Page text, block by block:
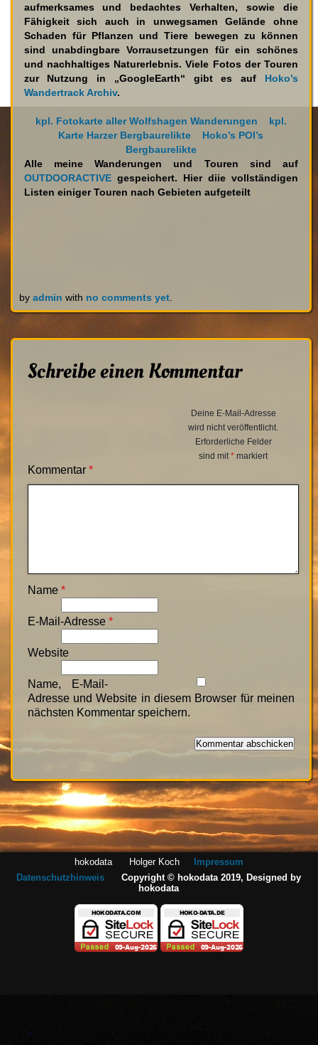
aufmerksames und bedachtes Verhalten, sowie die
Fähigkeit sich auch in unwegsamen Gelände ohne
Schaden für Pflanzen und Tiere bewegen zu können
sind unabdingbare Vorrausetzungen für ein schönes
und nachhaltiges Naturerlebnis. Viele Fotos der Touren
zur Nutzung in „GoogleEarth“ gibt es auf
Hoko’s
Wandertrack Archiv.
kpl. Fotokarte aller Wolfshagen Wanderungen
kpl.
Karte Harzer Bergbaurelikte
Hoko’s POI’s
Bergbaurelikte
Alle meine Wanderungen und Touren sind auf
OUTDOORACTIVEgespeichert. Hier diie vollständigen
Listen einiger Touren nach Gebieten aufgeteilt
by admin with no comments yet.
Schreibe einen Kommentar
Deine E-Mail-Adresse
wird nicht veröffentlicht.
Erforderliche Felder
sind mit* markiert
Kommentar *
Name *
E-Mail-Adresse *
Website
Name, E-Mail-
Adresse und Website in diesem Browser für meinen
nächsten Kommentar speichern.
hokodata Holger Koch
Impressum
Datenschutzhinweis
Copyright © hokodata 2019, Designed by
hokodata